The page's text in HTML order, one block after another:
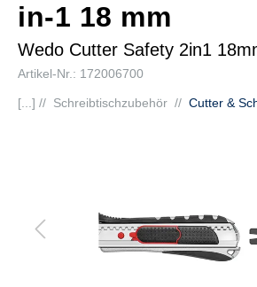
in-1 18 mm
Wedo Cutter Safety 2in1
Artikel-Nr.: 172006700
[...] // Schreibtischzubehör // Cutter &